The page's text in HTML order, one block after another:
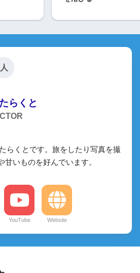
らくと
らくとです。旅をしたり写真を撮
甘いものを好んでいます。
YouTube Website